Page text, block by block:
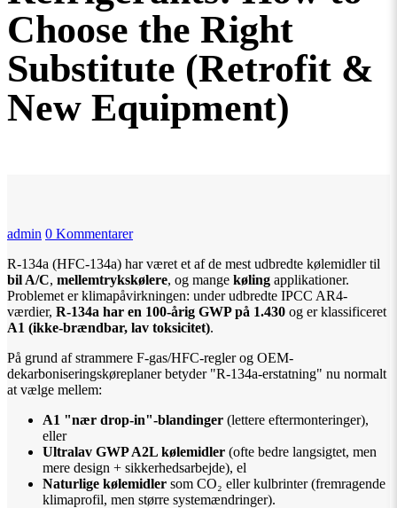
Choose the Right
Substitute (Retrofit &
New Equipment)
admin 0 Kommentarer
R-134a (HFC-134a) har været et af de mest udbredte kølemidler til
bil A/C, mellemtrykskølere, og mange køling applikationer.
Problemet er klimapåvirkningen: under udbredte IPCC AR4-
værdier, R-134a har en 100-årig GWP på 1.430 og er klassificeret
A1 (ikke-brændbar, lav toksicitet).
På grund af strammere F-gas/HFC-regler og OEM-
dekarboniseringskøreplaner betyder "R-134a-erstatning" nu normalt
at vælge mellem:
A1 "nær drop-in"-blandinger (lettere eftermonteringer),
eller
Ultralav GWP A2L kølemidler (ofte bedre langsigtet, men
mere design + sikkerhedsarbejde), el
Naturlige kølemidler som CO₂ eller kulbrinter (fremragende
klimaprofil, men større systemændringer).